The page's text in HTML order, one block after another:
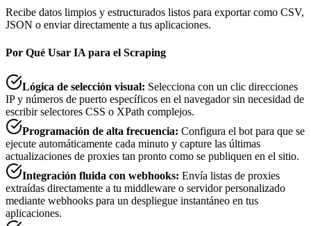
Recibe datos limpios y estructurados listos para exportar como CSV,
JSON o enviar directamente a tus aplicaciones.
Por Qué Usar IA para el Scraping
Lógica de selección visual: Selecciona con un clic direcciones
IP y números de puerto específicos en el navegador sin necesidad de
escribir selectores CSS o XPath complejos.
Programación de alta frecuencia: Configura el bot para que se
ejecute automáticamente cada minuto y capture las últimas
actualizaciones de proxies tan pronto como se publiquen en el sitio.
Integración fluida con webhooks: Envía listas de proxies
extraídas directamente a tu middleware o servidor personalizado
mediante webhooks para un despliegue instantáneo en tus
aplicaciones.